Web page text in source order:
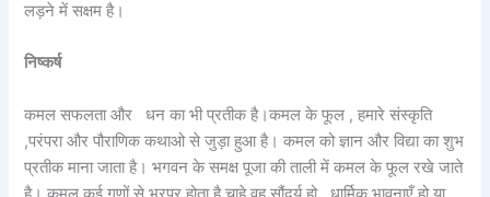
लड़ने में सक्षम है।
निष्कर्ष
कमल सफलता और धन का भी प्रतीक है।कमल के फूल , हमारे संस्कृति
,परंपरा और पौराणिक कथाओ से जुड़ा हुआ है। कमल को ज्ञान और विद्या का शुभ
प्रतीक माना जाता है। भगवन के समक्ष पूजा की ताली में कमल के फूल रखे जाते